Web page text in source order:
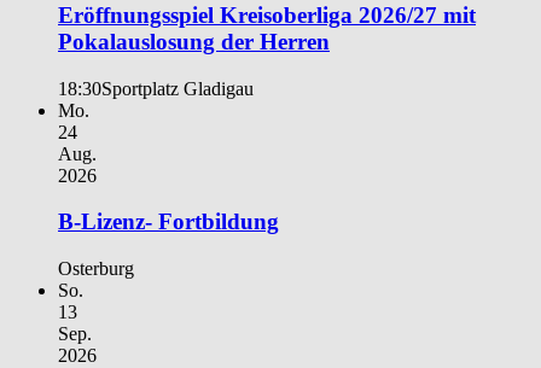
Eröffnungsspiel Kreisoberliga 2026/27 mit
Pokalauslosung der Herren
18:30Sportplatz Gladigau
Mo.
24
Aug.
2026
B-Lizenz- Fortbildung
Osterburg
So.
13
Sep.
2026